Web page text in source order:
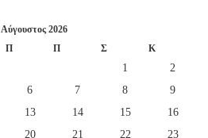
Αύγουστος 2026
Π Π Σ Κ
1
2
6 7 8
9
13 14 15
16
20 21 22
23